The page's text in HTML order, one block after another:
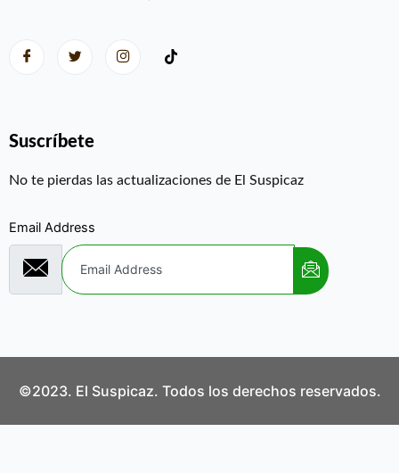
Suscríbete
No te pierdas las actualizaciones de El Suspicaz
Email Address
©2023. El Suspicaz. Todos los derechos reservados.